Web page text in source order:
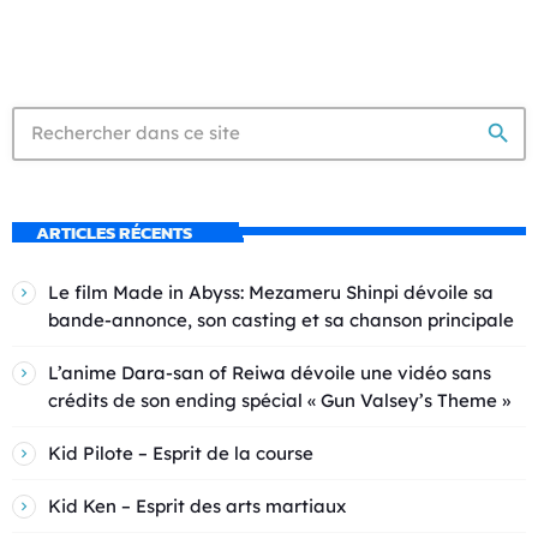
search
ARTICLES RÉCENTS
Le film Made in Abyss: Mezameru Shinpi dévoile sa
bande-annonce, son casting et sa chanson principale
L’anime Dara-san of Reiwa dévoile une vidéo sans
crédits de son ending spécial « Gun Valsey’s Theme »
Kid Pilote – Esprit de la course
Kid Ken – Esprit des arts martiaux